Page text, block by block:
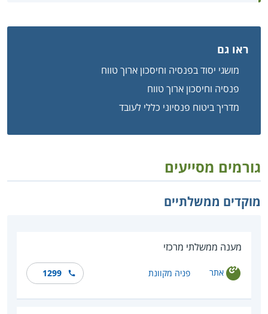
ראו גם
מושגי יסוד בפנסיה וחיסכון ארוך טווח
פנסיה וחיסכון ארוך טווח
מדריך ביטוח פנסיוני כללי לעובד
גורמים מסייעים
מוקדים ממשלתיים
מענה ממשלתי מרכזי
אתר פניה מקוונת 1299